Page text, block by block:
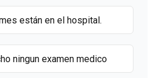
están en el hospital.
ningun examen medico